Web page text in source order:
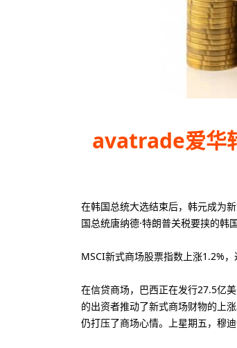
avatrade爱华
在韩国总统大选结束后，韩元成为
国总统唐纳德·特朗普关税要挟的韩国
MSCI新式商场股票指数上涨1.2%
在信贷商场，巴西正在发行27.5亿
的出资者推动了新式商场财物的上
仍打压了商场心情。上星期五，穆